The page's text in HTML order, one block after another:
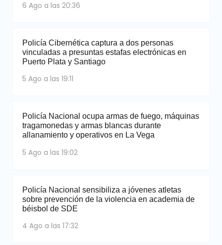
6 Ago a las 20:36
Policía Cibernética captura a dos personas
vinculadas a presuntas estafas electrónicas en
Puerto Plata y Santiago
5 Ago a las 19:11
Policía Nacional ocupa armas de fuego, máquinas
tragamonedas y armas blancas durante
allanamiento y operativos en La Vega
5 Ago a las 19:02
Policía Nacional sensibiliza a jóvenes atletas
sobre prevención de la violencia en academia de
béisbol de SDE
4 Ago a las 17:32